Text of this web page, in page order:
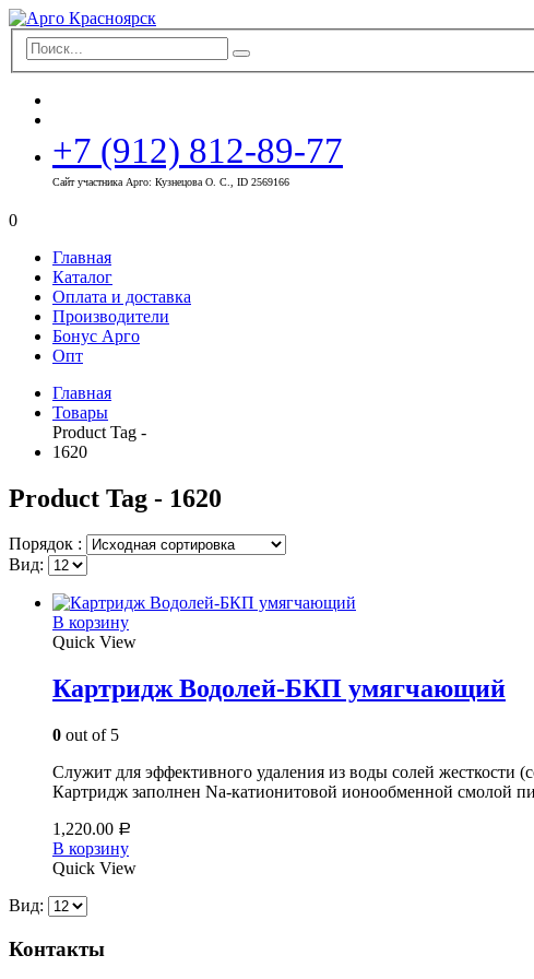
+7 (912) 812-89-77
Сайт участника Арго: Кузнецова О. С., ID 2569166
0
Главная
Каталог
Оплата и доставка
Производители
Бонус Арго
Опт
Главная
Товары
Product Tag -
1620
Product Tag - 1620
Порядок :
Вид:
В корзину
Quick View
Картридж Водолей-БКП умягчающий
0 out of 5
Служит для эффективного удаления из воды солей жесткости
Картридж заполнен Na-катионитовой ионообменной смолой
1,220.00 Р
В корзину
Quick View
Вид:
Контакты